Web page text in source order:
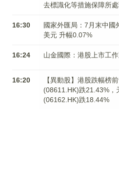
去標識化等措施保障所
16:30
國家外匯局：7月末中
美元 升幅0.07%
16:24 山金國際：港股上市工
16:20
【異動股】港股跌幅榜
(08611.HK)跌21.43%，
(06162.HK)跌18.44%